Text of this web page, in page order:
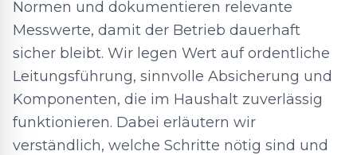
Normen und dokumentieren relevante
Messwerte, damit der Betrieb dauerhaft
sicher bleibt. Wir legen Wert auf ordentliche
Leitungsführung, sinnvolle Absicherung und
Komponenten, die im Haushalt zuverlässig
funktionieren. Dabei erläutern wir
verständlich, welche Schritte nötig sind und